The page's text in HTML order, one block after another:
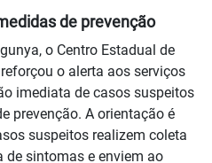
de prevenção
o Centro Estadual de
o alerta aos serviços
imediata de casos suspeitos
prevenção. A orientação é
suspeitos realizem coleta
sintomas e enviem ao